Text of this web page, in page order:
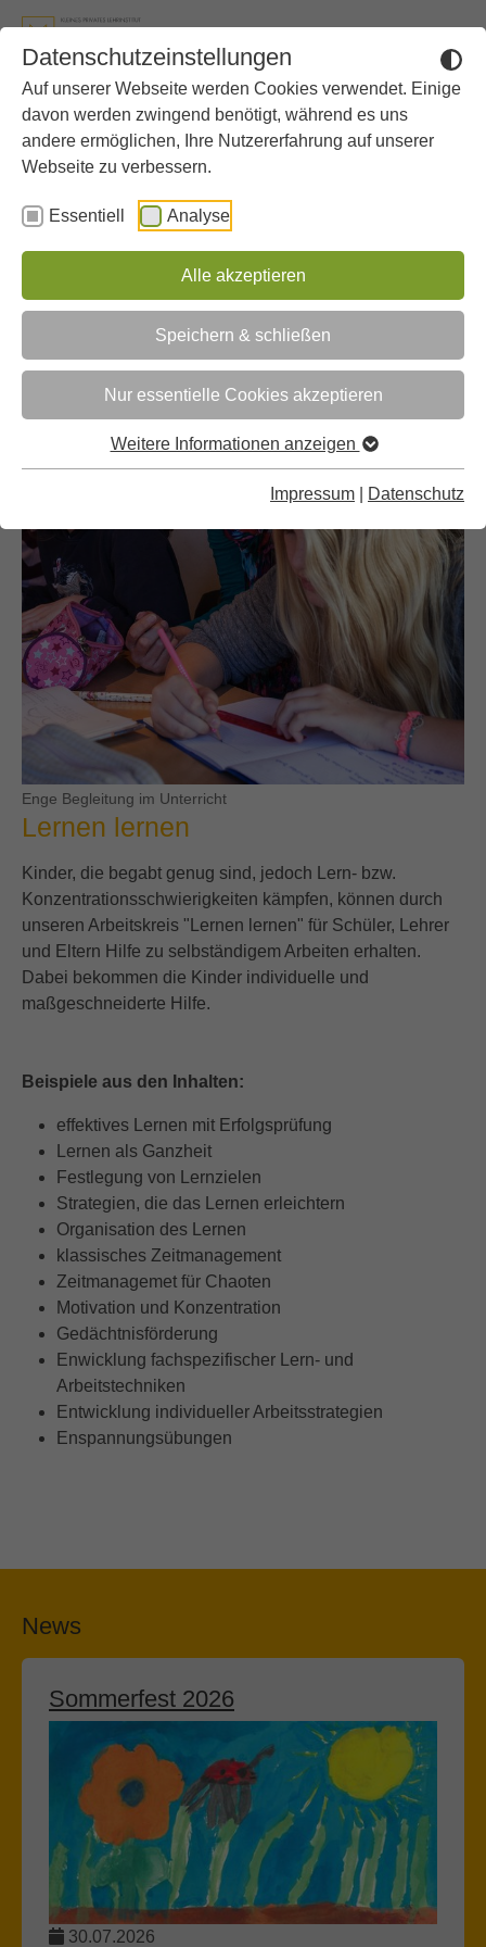
Datenschutzeinstellungen
Auf unserer Webseite werden Cookies verwendet. Einige
davon werden zwingend benötigt, während es uns
andere ermöglichen, Ihre Nutzererfahrung auf unserer
Webseite zu verbessern.
Essentiell Analyse
Alle akzeptieren
Speichern & schließen
Nur essentielle Cookies akzeptieren
Weitere Informationen anzeigen
Impressum Datenschutz
Sie sind hier:
Gymnasium Weitere Angebote Lernen lernen
Enge Begleitung im Unterricht
Lernen lernen
Kinder, die begabt genug sind, jedoch Lern- bzw.
Konzentrationsschwierigkeiten kämpfen, können durch
unseren Arbeitskreis "Lernen lernen" für Schüler, Lehrer
und Eltern Hilfe zu selbständigem Arbeiten erhalten.
Dabei bekommen die Kinder individuelle und
maßgeschneiderte Hilfe.
Beispiele aus den Inhalten:
effektives Lernen mit Erfolgsprüfung
Lernen als Ganzheit
Festlegung von Lernzielen
Strategien, die das Lernen erleichtern
Organisation des Lernen
klassisches Zeitmanagement
Zeitmanagemet für Chaoten
Motivation und Konzentration
Gedächtnisförderung
Enwicklung fachspezifischer Lern- und
Arbeitstechniken
Entwicklung individueller Arbeitsstrategien
Enspannungsübungen
News
Sommerfest 2026
30.07.2026